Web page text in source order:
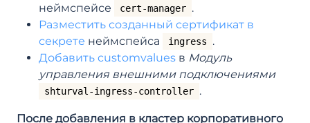
неймспейсе
cert-manager .
Разместить созданный сертификат в
секрете неймспейса ingress
.
Добавить customvalues в Модуль
управления внешними подключениями
shturval-ingress-controller .
После добавления в кластер корпоративного